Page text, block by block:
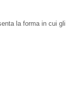
la forma in cui gli